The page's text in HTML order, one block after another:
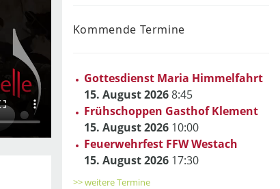
Kommende Termine
Gottesdienst Maria Himmelfahrt
15. August 20268:45
Frühschoppen Gasthof Klement
15. August 202610:00
Feuerwehrfest FFW Westach
15. August 202617:30
>> weitere Termine